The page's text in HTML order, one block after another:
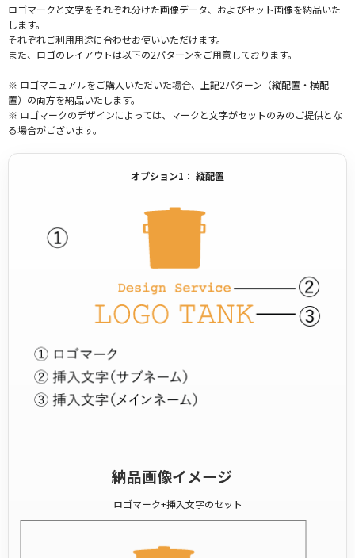
ロゴマークと文字をそれぞれ分けた画像データ、およびセット画像を納品いた
します。
それぞれご利用用途に合わせお使いいただけます。
また、ロゴのレイアウトは以下の2パターンをご用意しております。
※ ロゴマニュアルをご購入いただいた場合、上記2パターン（縦配置・横配
置）の両方を納品いたします。
※ ロゴマークのデザインによっては、マークと文字がセットのみのご提供とな
る場合がございます。
オプション1： 縦配置
納品画像イメージ
ロゴマーク+挿入文字のセット